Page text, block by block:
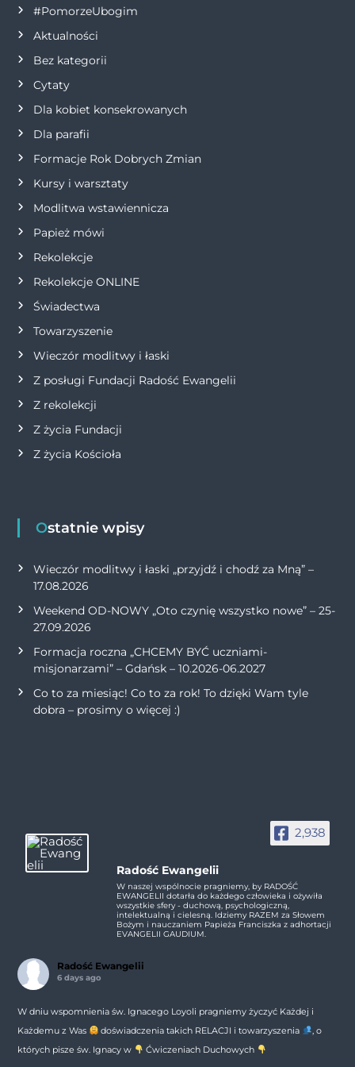
c
j
a
w
p
i
s
u
#PomorzeUbogim
Aktualności
Bez kategorii
Cytaty
Dla kobiet konsekrowanych
Dla parafii
Formacje Rok Dobrych Zmian
Kursy i warsztaty
Modlitwa wstawiennicza
Papież mówi
Rekolekcje
Rekolekcje ONLINE
Świadectwa
Towarzyszenie
Wieczór modlitwy i łaski
Z posługi Fundacji Radość Ewangelii
Z rekolekcji
Z życia Fundacji
Z życia Kościoła
Ostatnie wpisy
Wieczór modlitwy i łaski „przyjdź i chodź za Mną” –
17.08.2026
Weekend OD-NOWY „Oto czynię wszystko nowe” – 25-
27.09.2026
Formacja roczna „CHCEMY BYĆ uczniami-
misjonarzami” – Gdańsk – 10.2026-06.2027
Co to za miesiąc! Co to za rok! To dzięki Wam tyle
dobra – prosimy o więcej :)
2,938
Radość Ewangelii
W naszej wspólnocie pragniemy, by RADOŚĆ
EWANGELII dotarła do każdego człowieka i ożywiła
wszystkie sfery - duchową, psychologiczną,
intelektualną i cielesną. Idziemy RAZEM za Słowem
Bożym i nauczaniem Papieża Franciszka z adhortacji
EVANGELII GAUDIUM.
Radość Ewangelii
6 days ago
W dniu wspomnienia św. Ignacego Loyoli pragniemy życzyć Każdej i
Każdemu z Was
doświadczenia takich RELACJI i towarzyszenia
, o
których pisze św. Ignacy w
Ćwiczeniach Duchowych